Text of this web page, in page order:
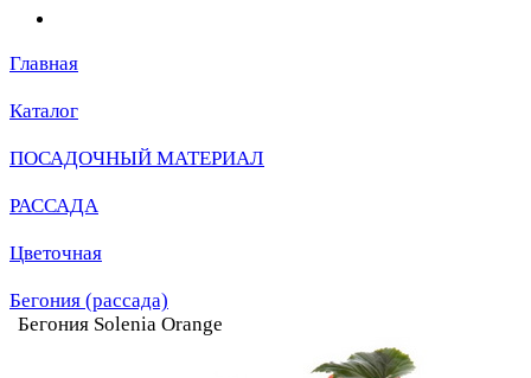
Главная
Каталог
ПОСАДОЧНЫЙ МАТЕРИАЛ
РАССАДА
Цветочная
Бегония (рассада)
Бегония Solenia Orange